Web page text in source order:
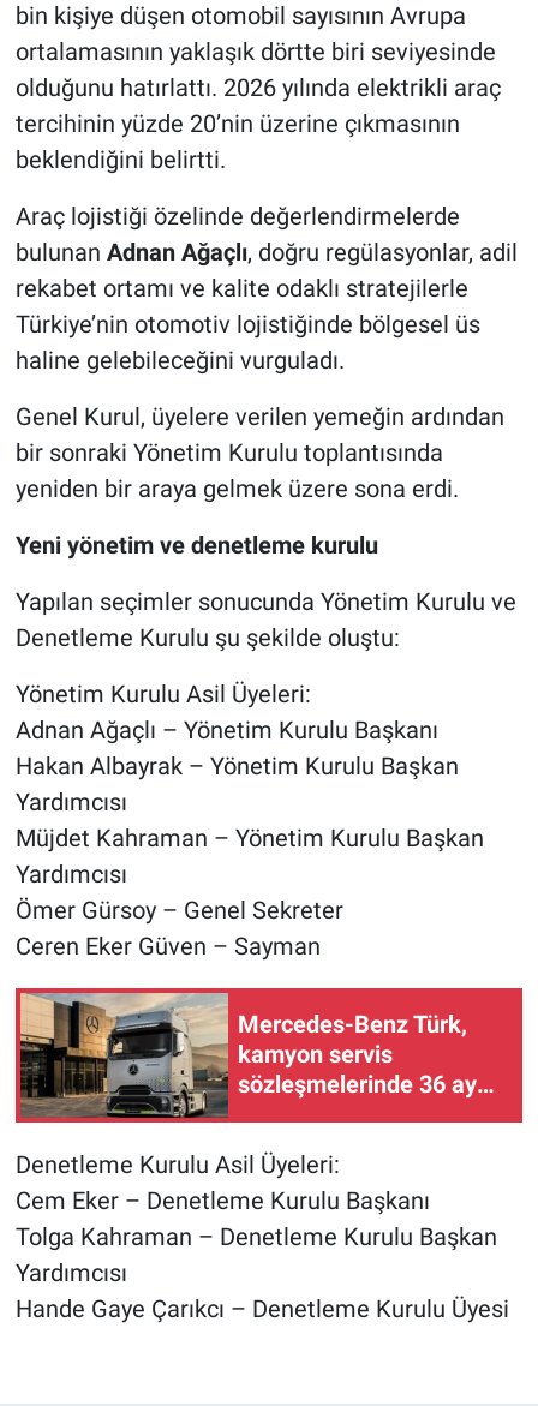
bin kişiye düşen otomobil sayısının Avrupa
ortalamasının yaklaşık dörtte biri seviyesinde
olduğunu hatırlattı. 2026 yılında elektrikli araç
tercihinin yüzde 20’nin üzerine çıkmasının
beklendiğini belirtti.
Araç lojistiği özelinde değerlendirmelerde
bulunan Adnan Ağaçlı, doğru regülasyonlar, adil
rekabet ortamı ve kalite odaklı stratejilerle
Türkiye’nin otomotiv lojistiğinde bölgesel üs
haline gelebileceğini vurguladı.
Genel Kurul, üyelere verilen yemeğin ardından
bir sonraki Yönetim Kurulu toplantısında
yeniden bir araya gelmek üzere sona erdi.
Yeni yönetim ve denetleme kurulu
Yapılan seçimler sonucunda Yönetim Kurulu ve
Denetleme Kurulu şu şekilde oluştu:
Yönetim Kurulu Asil Üyeleri:
Adnan Ağaçlı – Yönetim Kurulu Başkanı
Hakan Albayrak – Yönetim Kurulu Başkan
Yardımcısı
Müjdet Kahraman – Yönetim Kurulu Başkan
Yardımcısı
Ömer Gürsoy – Genel Sekreter
Ceren Eker Güven – Sayman
Mercedes-Benz Türk,
kamyon servis
sözleşmelerinde 36 aya
Denetleme Kurulu Asil Üyeleri:
Cem Eker – Denetleme Kurulu Başkanı
Tolga Kahraman – Denetleme Kurulu Başkan
Yardımcısı
Hande Gaye Çarıkcı – Denetleme Kurulu Üyesi